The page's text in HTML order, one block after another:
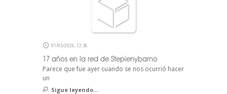
01/05/2026, 12:36
17 años en la red de Stepienybarno
Parece que fue ayer cuando se nos ocurrió hacer
un
Sigue leyendo...